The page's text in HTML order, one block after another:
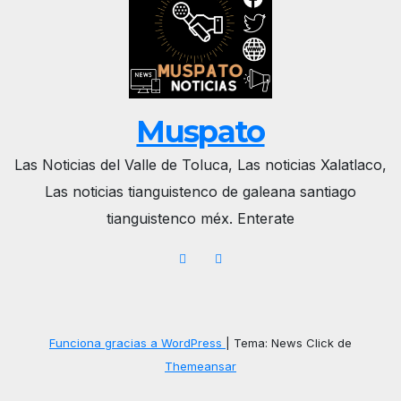
Muspato
Las Noticias del Valle de Toluca, Las noticias Xalatlaco,
Las noticias tianguistenco de galeana santiago
tianguistenco méx. Enterate
Funciona gracias a WordPress
Tema: News Click de
Themeansar